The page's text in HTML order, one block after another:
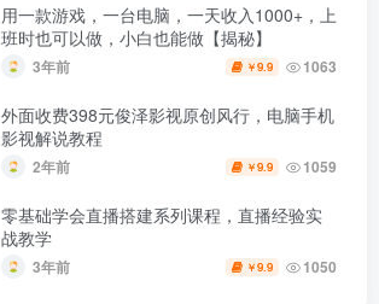
用一款游戏，一台电脑，一天收入1000+，上
班时也可以做，小白也能做【揭秘】
3年前 ￥9.9 1063
外面收费398元俊泽影视原创风行，电脑手机
影视解说教程
2年前 ￥9.9 1059
零基础学会直播搭建系列课程，​直播经验实
战教学
3年前 ￥9.9 1050